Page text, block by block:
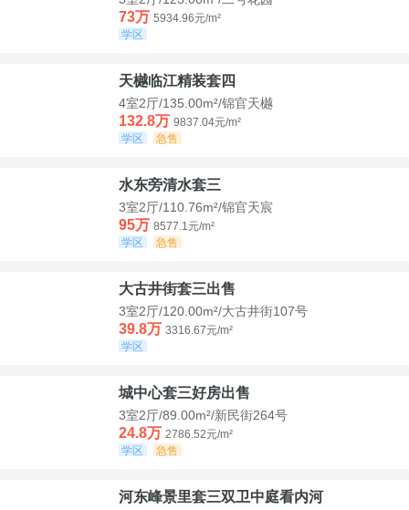
73万 5934.96元/m²
学区
天樾临江精装套四
4室2厅/135.00m²/锦官天樾
132.8万 9837.04元/m²
学区
急售
水东旁清水套三
3室2厅/110.76m²/锦官天宸
95万 8577.1元/m²
学区
急售
大古井街套三出售
3室2厅/120.00m²/大古井街107号
39.8万 3316.67元/m²
学区
城中心套三好房出售
3室2厅/89.00m²/新民街264号
24.8万 2786.52元/m²
学区
急售
河东峰景里套三双卫中庭看内河